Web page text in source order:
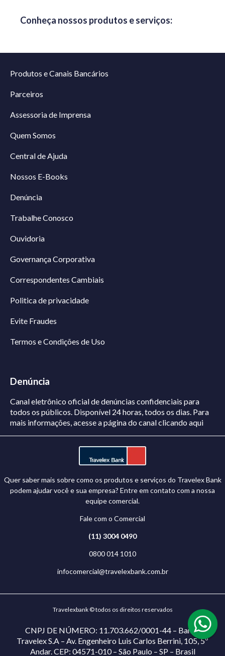
Conheça nossos produtos e serviços:
Produtos e Canais Bancários
Parceiros
Assessoria de Imprensa
Quem Somos
Central de Ajuda
Nossos E-Books
Denúncia
Trabalhe Conosco
Ouvidoria
Governança Corporativa
Correspondentes Cambiais
Politica de privacidade
Evite Fraudes
Termos e Condições de Uso
Denúncia
Canal eletrônico oficial de denúncias confidenciais para
todos os públicos. Disponível 24 horas, todos os dias. Para
mais informações, acesse a página do canalclicando aqui
Quer saber mais sobre como os produtos e serviços do Travelex Bank
podem ajudar você e sua empresa? Entre em contato com a nossa
equipe comercial.
Fale com o Comercial
(11) 3004 0490
0800 014 1010
infocomercial@travelexbank.com.br
Travelexbank © todos os direitos reservados
CNPJ DE NÚMERO: 11.703.662/0001-44 – Banco
Travelex S.A – Av. Engenheiro Luis Carlos Berrini, 105, 5º
Andar. CEP: 04571-010 – São Paulo – SP – Brasil